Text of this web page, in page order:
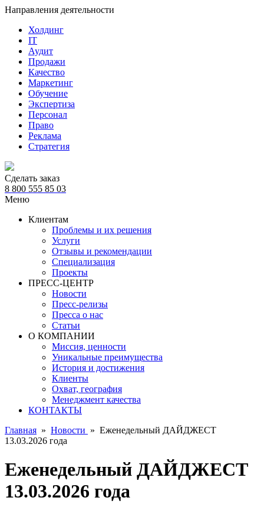
Направления деятельности
Холдинг
IT
Аудит
Продажи
Качество
Маркетинг
Обучение
Экспертиза
Персонал
Право
Реклама
Стратегия
Сделать заказ
8 800 555 85 03
Меню
Клиентам
Проблемы и их решения
Услуги
Отзывы и рекомендации
Специализация
Проекты
ПРЕСС-ЦЕНТР
Новости
Пресс-релизы
Пресса о нас
Статьи
О КОМПАНИИ
Миссия, ценности
Уникальные преимущества
История и достижения
Клиенты
Охват, география
Менеджмент качества
КОНТАКТЫ
Главная » Новости » Еженедельный ДАЙДЖЕСТ
13.03.2026 года
Еженедельный ДАЙДЖЕСТ
13.03.2026 года